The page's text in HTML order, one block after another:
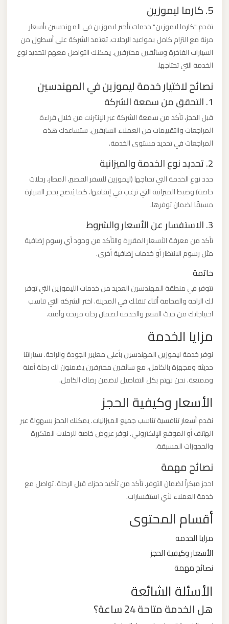
5. كارما ليموزين
تقدم "كارما ليموزين" خدمات تأجير ليموزين في المهندسين بأسعار
مرنة مع التزام كامل بمواعيد الرحلات. تعتمد الشركة على أسطول من
السيارات الفاخرة وسائقين محترفين. يمكنك التواصل معهم لتحديد نوع
الخدمة التي تحتاجها.
نصائح لاختيار خدمة ليموزين في المهندسين
1. التحقق من سمعة الشركة
قبل الحجز، تأكد من سمعة الشركة عبر الإنترنت من خلال قراءة
المراجعات والتقييمات من العملاء السابقين. ستساعدك هذه
المراجعات في تحديد مستوى الخدمة.
2. تحديد نوع الخدمة والميزانية
حدد نوع الخدمة التي تحتاجها (ليموزين للسفر القصير، المطار، رحلات
خاصة) وضبط الميزانية التي ترغب في إنفاقها. كما يُنصح بحجز السيارة
مسبقًا لضمان توفرها.
3. الاستفسار عن الأسعار والشروط
تأكد من معرفة الأسعار المقررة والتأكد من وجود أي رسوم إضافية
مثل رسوم الانتظار أو خدمات إضافية أخرى.
خاتمة
تتوفر في منطقة المهندسين العديد من خدمات الليموزين التي توفر
لك الراحة والفخامة أثناء تنقلك في المدينة. اختر الشركة التي تناسب
احتياجاتك من حيث السعر والخدمة لضمان رحلة مريحة وآمنة.
مزايا الخدمة
نوفر خدمة ليموزين المهندسين بأعلى معايير الجودة والراحة. سياراتنا
حديثة ومجهزة بالكامل، مع سائقين محترفين يضمنون لك رحلة آمنة
وممتعة. نحن نهتم بكل التفاصيل لنضمن رضاك الكامل.
الأسعار وكيفية الحجز
نقدم أسعار تنافسية تناسب جميع الميزانيات. يمكنك الحجز بسهولة عبر
الهاتف أو الموقع الإلكتروني. نوفر عروض خاصة للرحلات المتكررة
والحجوزات المسبقة.
نصائح مهمة
احجز مبكراً لضمان التوفر. تأكد من تأكيد حجزك قبل الرحلة. تواصل مع
خدمة العملاء لأي استفسارات.
أقسام المحتوى
مزايا الخدمة
الأسعار وكيفية الحجز
نصائح مهمة
الأسئلة الشائعة
هل الخدمة متاحة 24 ساعة؟
العرب
ليموزين
مطار
القاهرة
ليموزين
القاهرة
للاسكندرية
ليموزين
القاهرة
مطار
العرب
ليموزين
الاسكندرية
مطار
القاهرة
ليموزين
مطار
مرسي
مطروح
ليموزين
مطار
الشيخ
ليموزين
مطار
سفنكس
ليموزين